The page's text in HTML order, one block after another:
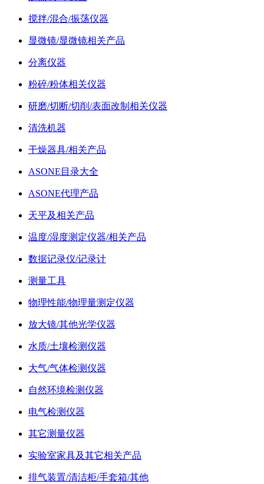
搅拌/混合/振荡仪器
显微镜/显微镜相关产品
分离仪器
粉碎/粉体相关仪器
研磨/切断/切削/表面改制相关仪器
清洗机器
干燥器具/相关产品
ASONE目录大全
ASONE代理产品
天平及相关产品
温度/湿度测定仪器/相关产品
数据记录仪/记录计
测量工具
物理性能/物理量测定仪器
放大镜/其他光学仪器
水质/土壤检测仪器
大气/气体检测仪器
自然环境检测仪器
电气检测仪器
其它测量仪器
实验室家具及其它相关产品
排气装置/清洁柜/手套箱/其他